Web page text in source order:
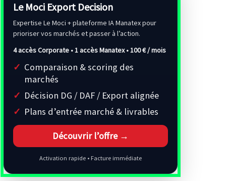
Le Moci Export Decision
Expertise Le Moci + plateforme IA Manatex pour
prioriser vos marchés et passer à l’action.
4 accès Corporate • 1 accès Manatex •100 € / mois
Comparaison & scoring des
marchés
Décision DG / DAF / Export alignée
Plans d’entrée marché & livrables
Découvrir l’offre →
Activation rapide • Facture immédiate